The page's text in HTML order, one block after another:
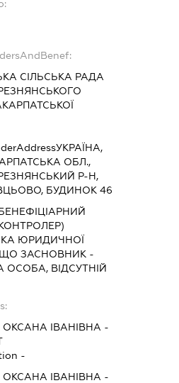
СІЛЬСЬКА РАДА
УКРАЇНА,
ОБЛ.,
Р-Н,
БУДИНОК 46
ЮРИДИЧНОЇ
ЗАСНОВНИК -
ВІДСУТНІЙ
ІВАНІВНА -
-
ІВАНІВНА -